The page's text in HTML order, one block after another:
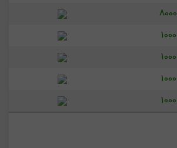
8000
1000
1000
1000
1000